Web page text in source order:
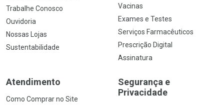
Trabalhe Conosco
Ouvidoria
Nossas Lojas
Sustentabilidade
Vacinas
Exames e Testes
Serviços Farmacêuticos
Prescrição Digital
Assinatura
Atendimento
Como Comprar no Site
Segurança e
Privacidade